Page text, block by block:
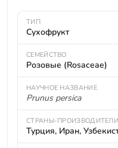
ТИП
Сухофрукт
СЕМЕЙСТВО
Розовые (Rosaceae)
НАУЧНОЕ НАЗВАНИЕ
Prunus persica
СТРАНЫ-ПРОИЗВОДИТЕЛИ
Турция, Иран,